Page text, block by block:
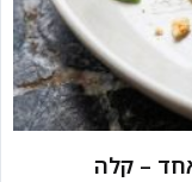
– קלה